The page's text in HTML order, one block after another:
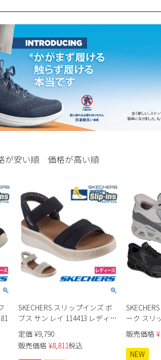
ウェア
シューズ
ウェア
が安い順 価格が高い順
SKECHERS スリップインズ ボ
ブス サン レイ 114413 レディー
ス
定価 ¥9,790
販売価格 ¥8,811税込
ーク スリ
200452J
販売価格 ¥
NEW